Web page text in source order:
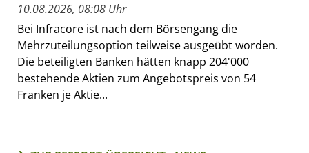
10.08.2026, 08:08 Uhr
Bei Infracore ist nach dem Börsengang die
Mehrzuteilungsoption teilweise ausgeübt worden.
Die beteiligten Banken hätten knapp 204'000
bestehende Aktien zum Angebotspreis von 54
Franken je Aktie...